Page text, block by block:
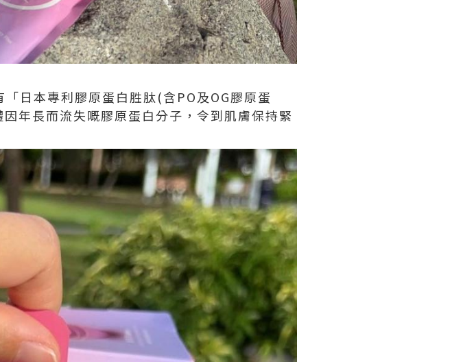
日本專利膠原蛋白胜肽(含PO及OG膠原蛋
年長而流失嘅膠原蛋白分子，令到肌膚保持緊